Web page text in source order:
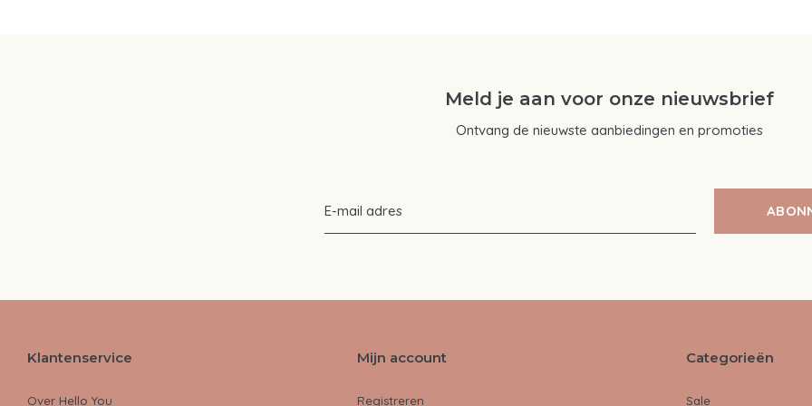
Meld je aan voor onze nieuwsbrief
Ontvang de nieuwste aanbiedingen en promoties
Klantenservice
Over Hello You
Mijn account
Registreren
Categorieën
Sale